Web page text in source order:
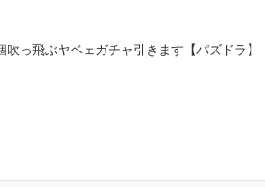
っ飛ぶヤベェガチャ引きます【パズドラ】